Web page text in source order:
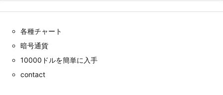
各種チャート
暗号通貨
10000ドルを簡単に入手
contact